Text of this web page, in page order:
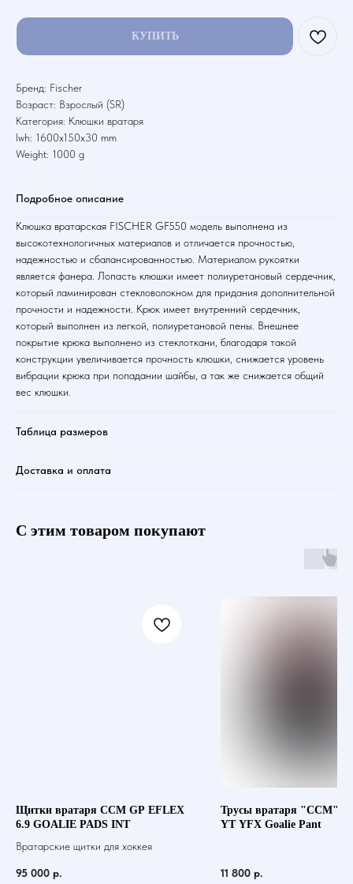
КУПИТЬ
Бренд: Fischer
Возраст: Взрослый (SR)
Категория: Клюшки вратаря
lwh: 1600x150x30 mm
Weight: 1000 g
Подробное описание
Клюшка вратарская FISCHER GF550 модель выполнена из
высокотехнологичных материалов и отличается прочностью,
надежностью и сбалансированностью. Материалом рукоятки
является фанера. Лопасть клюшки имеет полиуретановый сердечник,
который ламинирован стекловолокном для придания дополнительной
прочности и надежности. Крюк имеет внутренний сердечник,
который выполнен из легкой, полиуретановой пены. Внешнее
покрытие крюка выполнено из стеклоткани, благодаря такой
конструкции увеличивается прочность клюшки, снижается уровень
вибрации крюка при попадании шайбы, а так же снижается общий
вес клюшки.
Таблица размеров
Доставка и оплата
С этим товаром покупают
Щитки вратаря CCM GP EFLEX
6.9 GOALIE PADS INT
Вратарские щитки для хоккея
95 000 р.
Трусы вратаря "CCM"
YT YFX Goalie Pant
11 800 р.